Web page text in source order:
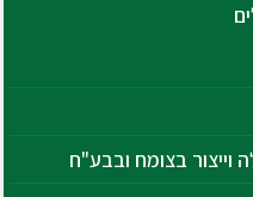
וייצור בצומח ובבע"ח